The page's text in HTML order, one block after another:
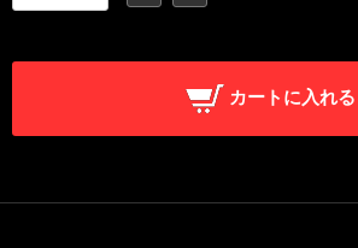
カートに入れる